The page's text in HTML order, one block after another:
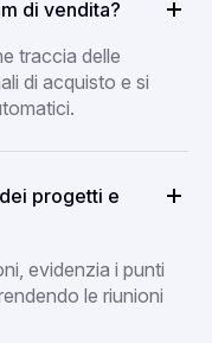
di vendita?
traccia delle
di acquisto e si
progetti e
evidenzia i punti
le riunioni